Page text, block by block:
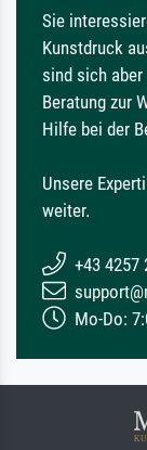
Sie
Kunstdruck
sind sich
Beratung zur
Hilfe bei der
Unsere
weiter.
+43 4257
Mo-Do: